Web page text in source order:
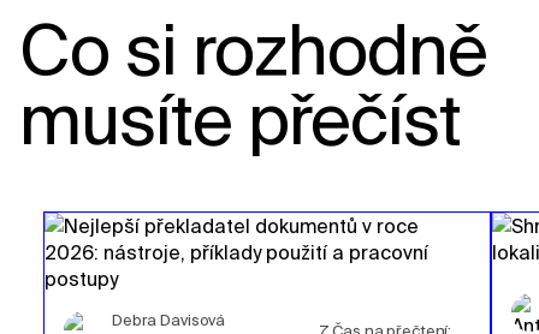
Co si rozhodně
musíte přečíst
Debra Davisová